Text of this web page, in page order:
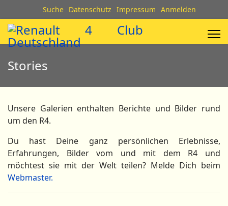
Suche Datenschutz Impressum Anmelden
Stories
Unsere Galerien enthalten Berichte und Bilder rund
um den R4.
Du hast Deine ganz persönlichen Erlebnisse,
Erfahrungen, Bilder vom und mit dem R4 und
möchtest sie mit der Welt teilen? Melde Dich beim
Webmaster.